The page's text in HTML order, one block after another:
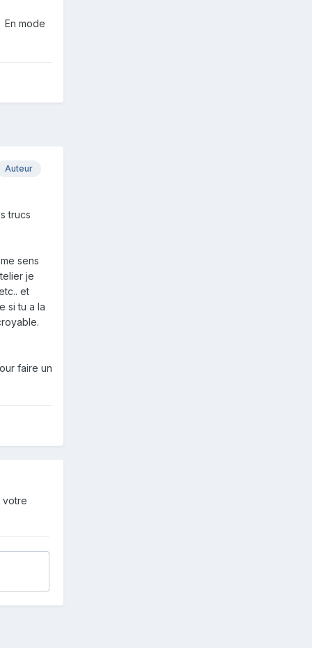
En mode
Auteur
trucs
sens
je
et
si tu a la
faire un
votre